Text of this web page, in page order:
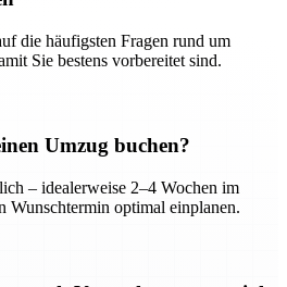
die häufigsten Fragen rund um
Sie bestens vorbereitet sind.
Umzug buchen?
– idealerweise 2–4 Wochen im
Wunschtermin optimal einplanen.